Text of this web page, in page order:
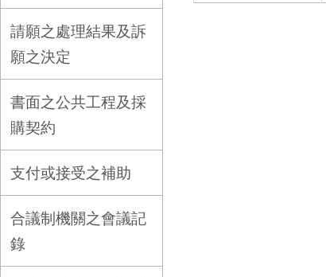
請願之處理結果及訴
願之決定
書面之公共工程及採
購契約
支付或接受之補助
合議制機關之會議記
錄